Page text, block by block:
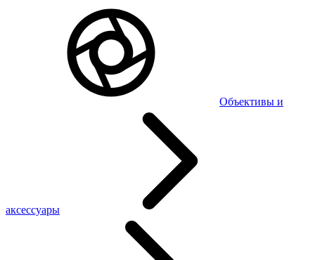
Объективы и
аксессуары